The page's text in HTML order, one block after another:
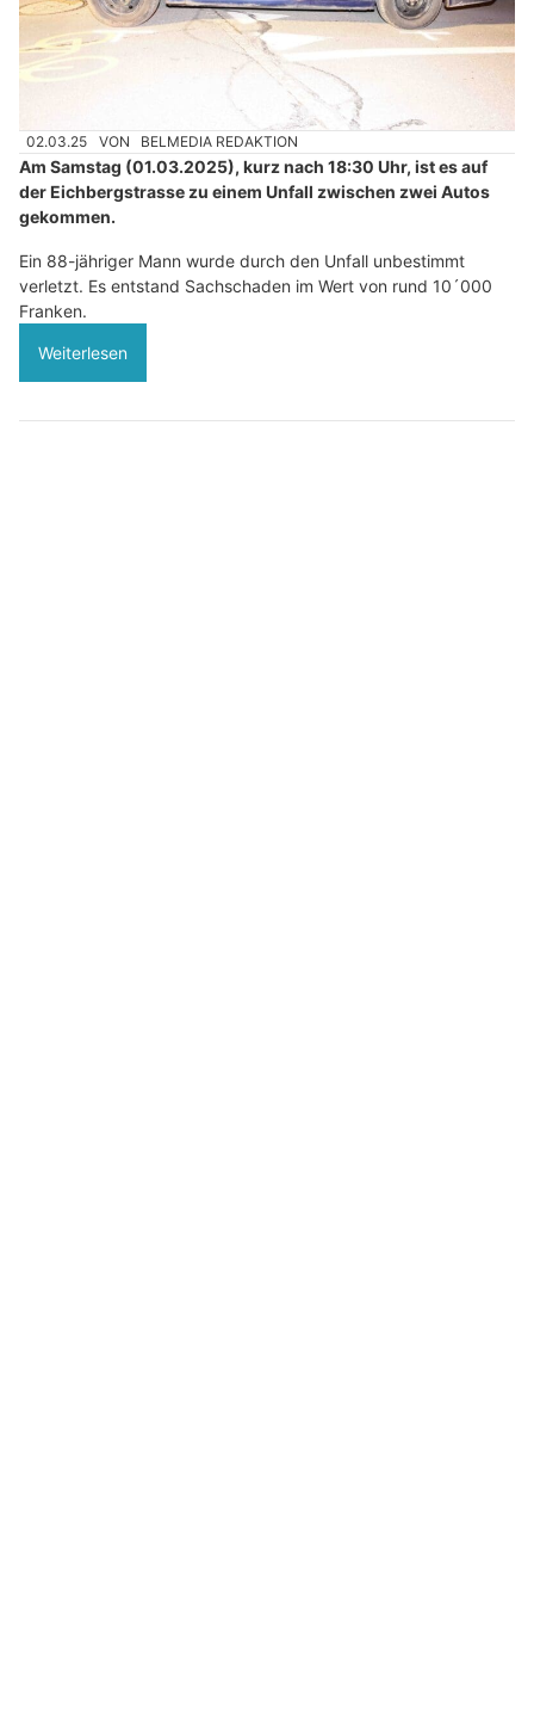
02.03.25 VON BELMEDIA REDAKTION
Am Samstag (01.03.2025), kurz nach 18:30 Uhr, ist es auf
der Eichbergstrasse zu einem Unfall zwischen zwei Autos
gekommen.
Ein 88-jähriger Mann wurde durch den Unfall unbestimmt
verletzt. Es entstand Sachschaden im Wert von rund 10´000
Franken.
Weiterlesen